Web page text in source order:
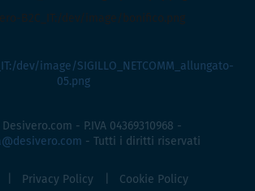
- P.IVA 04369310968 -
- Tutti i diritti riservati
Privacy Policy Cookie Policy